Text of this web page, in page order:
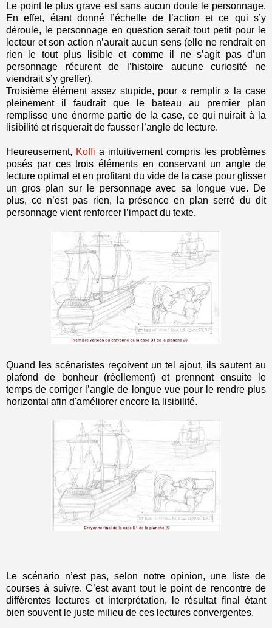
Le point le plus grave est sans aucun doute le personnage.
En effet, étant donné l’échelle de l’action et ce qui s’y
déroule, le personnage en question serait tout petit pour le
lecteur et son action n’aurait aucun sens (elle ne rendrait en
rien le tout plus lisible et comme il ne s’agit pas d’un
personnage récurent de l’histoire aucune curiosité ne
viendrait s’y greffer).
Troisième élément assez stupide, pour « remplir » la case
pleinement il faudrait que le bateau au premier plan
remplisse une énorme partie de la case, ce qui nuirait à la
lisibilité et risquerait de fausser l’angle de lecture.
Heureusement, Koffi a intuitivement compris les problèmes
posés par ces trois éléments en conservant un angle de
lecture optimal et en profitant du vide de la case pour glisser
un gros plan sur le personnage avec sa longue vue. De
plus, ce n’est pas rien, la présence en plan serré du dit
personnage vient renforcer l’impact du texte.
Quand les scénaristes reçoivent un tel ajout, ils sautent au
plafond de bonheur (réellement) et prennent ensuite le
temps de corriger l’angle de longue vue pour le rendre plus
horizontal afin d'améliorer encore la lisibilité.
Le scénario n’est pas, selon notre opinion, une liste de
courses à suivre. C’est avant tout le point de rencontre de
différentes lectures et interprétation, le résultat final étant
bien souvent le juste milieu de ces lectures convergentes.